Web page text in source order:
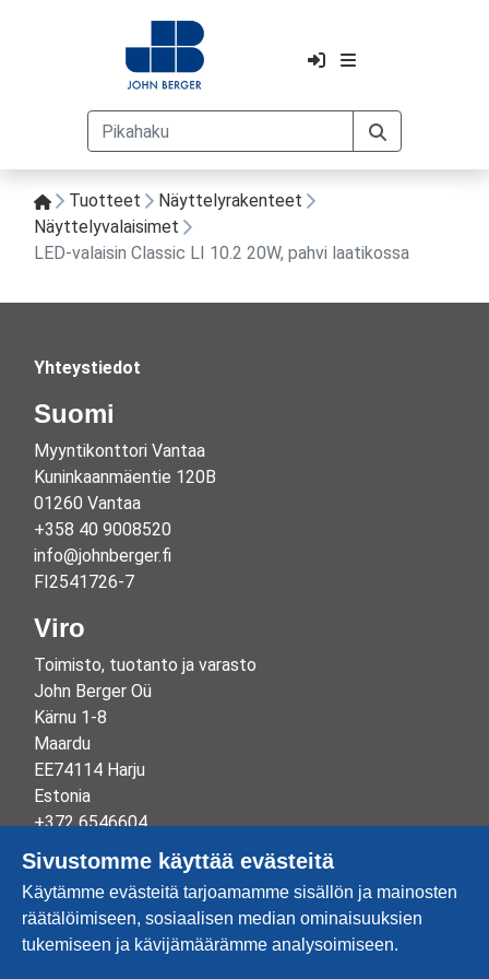
Tuotteet
Näyttelyrakenteet
Näyttelyvalaisimet
LED-valaisin Classic LI 10.2 20W, pahvi laatikossa
Yhteystiedot
Suomi
Myyntikonttori Vantaa
Kuninkaanmäentie 120B
01260 Vantaa
+358 40 9008520
info@johnberger.fi
FI2541726-7
Viro
Toimisto, tuotanto ja varasto
John Berger Oü
Kärnu 1-8
Maardu
EE74114 Harju
Estonia
+372 6546604
info@johnberger.ee
Reg.nr 10265834
EE100332513
Sivustomme käyttää evästeitä
Käytämme evästeitä tarjoamamme sisällön ja mainosten
räätälöimiseen, sosiaalisen median ominaisuuksien
tukemiseen ja kävijämäärämme analysoimiseen.